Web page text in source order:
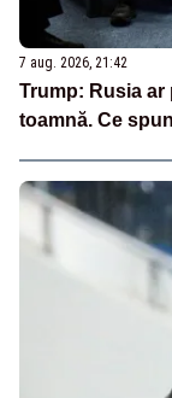
7 aug. 2026, 21:42
Trump: Rusia ar
toamnă. Ce